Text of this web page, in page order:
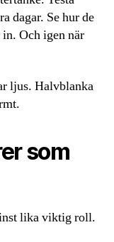
dagar. Se hur de
Och igen när
ljus. Halvblanka
som
lika viktig roll.